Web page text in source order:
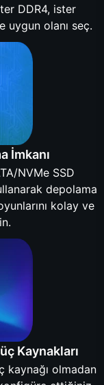
DDR4, ister
uygun olanı seç.
İmkanı
NVMe SSD
depolama
kolay ve
Kaynakları
kaynağı olmadan